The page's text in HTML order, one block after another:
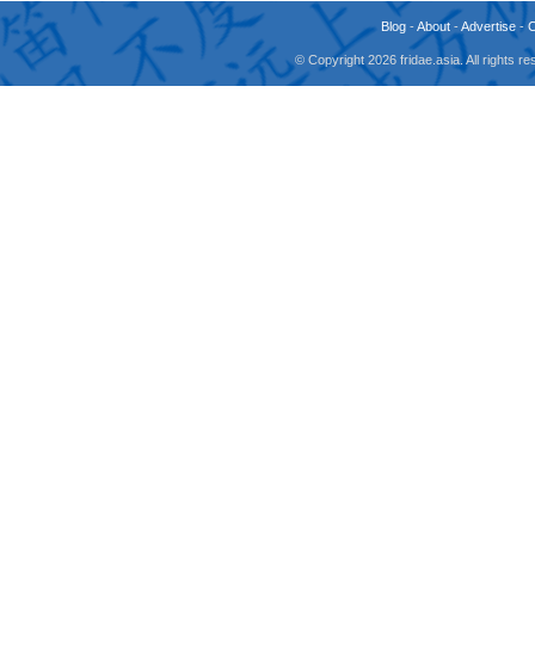
Blog -About -Advertise -
© Copyright 2026 fridae.asia. All rights